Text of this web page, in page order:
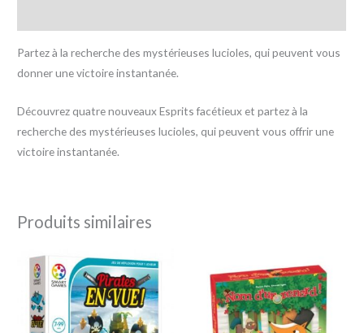
Partez à la recherche des mystérieuses lucioles, qui peuvent vous
donner une victoire instantanée.
Découvrez quatre nouveaux Esprits facétieux et partez à la
recherche des mystérieuses lucioles, qui peuvent vous offrir une
victoire instantanée.
Produits similaires